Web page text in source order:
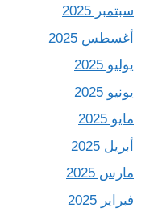
سبتمبر 2025
أغسطس 2025
يوليو 2025
يونيو 2025
مايو 2025
أبريل 2025
مارس 2025
فبراير 2025